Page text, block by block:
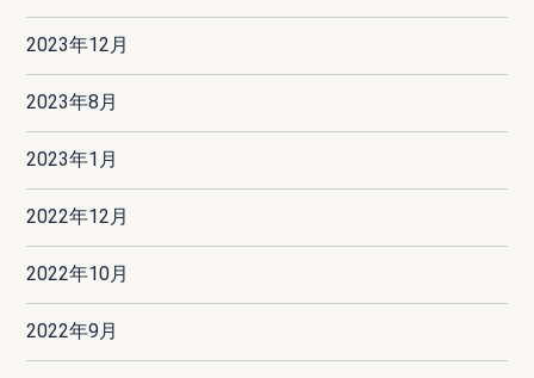
2023年12月
2023年8月
2023年1月
2022年12月
2022年10月
2022年9月